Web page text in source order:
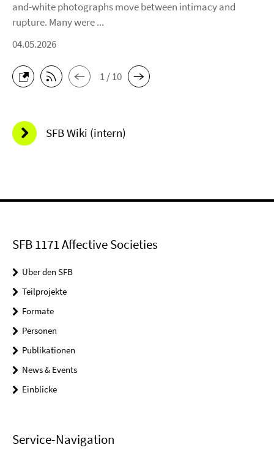
and-white photographs move between intimacy and
rupture. Many were ...
04.05.2026
1 / 10
SFB Wiki (intern)
SFB 1171 Affective Societies
Über den SFB
Teilprojekte
Formate
Personen
Publikationen
News & Events
Einblicke
Service-Navigation